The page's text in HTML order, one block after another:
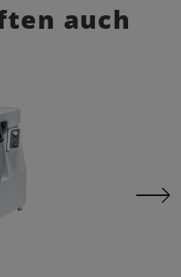
auch